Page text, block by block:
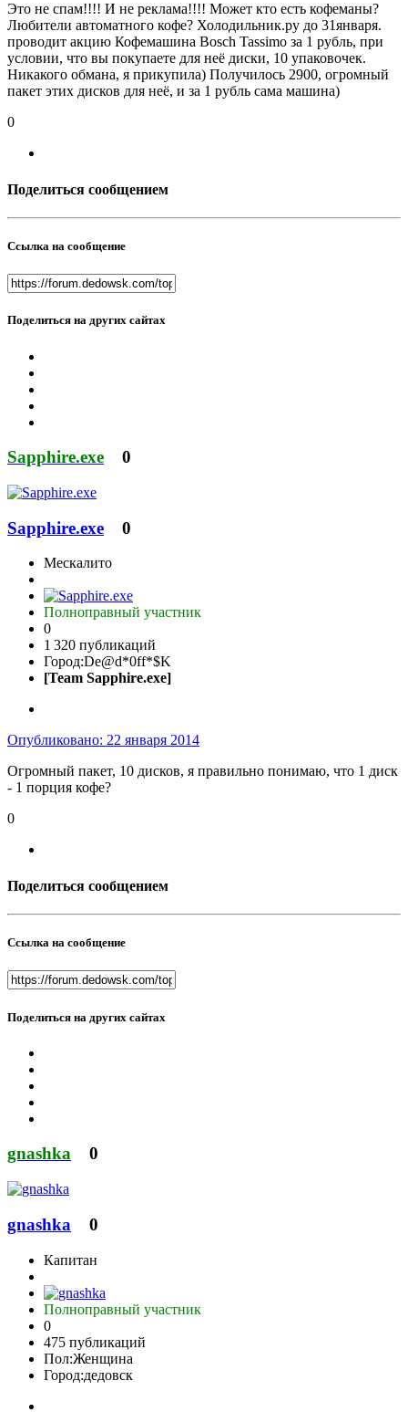
Это не спам!!!! И не реклама!!!! Может кто есть кофеманы?
Любители автоматного кофе? Холодильник.ру до 31января.
проводит акцию Кофемашина Bosch Tassimo за 1 рубль, при
условии, что вы покупаете для неё диски, 10 упаковочек.
Никакого обмана, я прикупила) Получилось 2900, огромный
пакет этих дисков для неё, и за 1 рубль сама машина)
0
Поделиться сообщением
Ссылка на сообщение
Поделиться на других сайтах
Sapphire.exe 0
Sapphire.exe 0
Мескалито
Полноправный участник
0
1 320 публикаций
Город:De@d*0ff*$K
[Team Sapphire.exe]
Опубликовано: 22 января 2014
Огромный пакет, 10 дисков, я правильно понимаю, что 1 диск
- 1 порция кофе?
0
Поделиться сообщением
Ссылка на сообщение
Поделиться на других сайтах
gnashka 0
gnashka 0
Капитан
Полноправный участник
0
475 публикаций
Пол:Женщина
Город:дедовск